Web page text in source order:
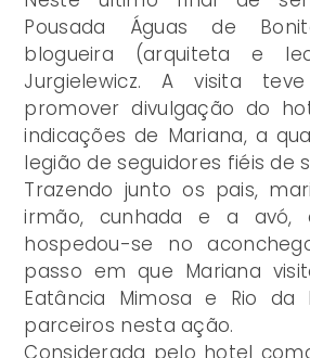
Pousada Águas de
blogueira (arquiteta e
Jurgielewicz. A visita
promover divulgação do
indicações de Mariana, a
legião de seguidores fiéis de
Trazendo junto os pais,
irmão, cunhada e a avó,
hospedou-se no
passo em que Mariana
Eatância Mimosa e Rio da
parceiros nesta ação.
Considerada pelo hotel